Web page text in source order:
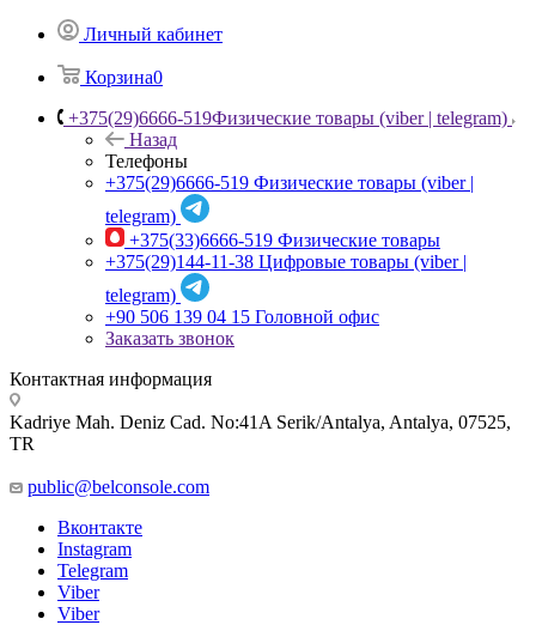
Личный кабинет
Корзина0
+375(29)6666-519Физические товары (viber | telegram)
Назад
Телефоны
+375(29)6666-519 Физические товары (viber |
telegram)
+375(33)6666-519 Физические товары
+375(29)144-11-38 Цифровые товары (viber |
telegram)
+90 506 139 04 15 Головной офис
Заказать звонок
Контактная информация
Kadriye Mah. Deniz Cad. No:41A Serik/Antalya, Antalya, 07525,
TR
public@belconsole.com
Вконтакте
Instagram
Telegram
Viber
Viber